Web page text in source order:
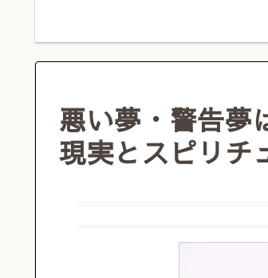
悪い夢・警告夢
現実とスピリチ